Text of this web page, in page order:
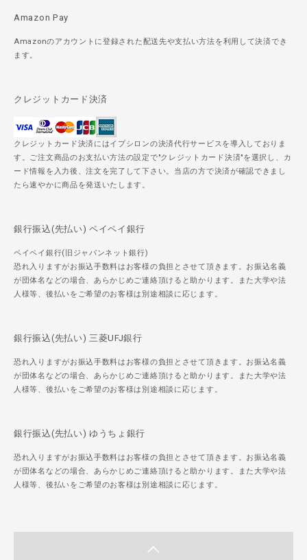
Amazon Pay
Amazonのアカウントに登録された配送先や支払い方法を利用して決済でき
ます。
クレジットカード決済
クレジットカード決済にはイプシロンの決済代行サービスを導入しておりま
す。ご注文商品のお支払い方法の設定で"クレジットカード決済"を選択し、カ
ード情報を入力後、注文を完了して下さい。当店の方で決済が確認できまし
たら速やかに商品を発送いたします。
銀行振込(先払い) ペイペイ銀行
ペイペイ銀行(旧ジャパンネット銀行)
恐れ入りますがお振込手数料はお客様の負担とさせて頂きます。お振込名義
が団体名などの場合、あらかじめご連絡頂けると助かります。また大学や法
人様等、後払いをご希望のお客様は別途相談に応じます。
銀行振込(先払い) 三菱UFJ銀行
恐れ入りますがお振込手数料はお客様の負担とさせて頂きます。お振込名義
が団体名などの場合、あらかじめご連絡頂けると助かります。また大学や法
人様等、後払いをご希望のお客様は別途相談に応じます。
銀行振込(先払い) ゆうちょ銀行
恐れ入りますがお振込手数料はお客様の負担とさせて頂きます。お振込名義
が団体名などの場合、あらかじめご連絡頂けると助かります。また大学や法
人様等、後払いをご希望のお客様は別途相談に応じます。